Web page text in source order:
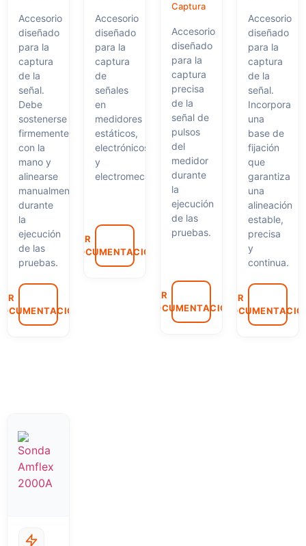
Accesorio
diseñado
para la
captura
de la
señal.
Debe
sostenerse
firmemente
con la
mano y
alinearse
manualmente
durante
la
ejecución
de las
pruebas.
Accesorio
diseñado
para la
captura
de
señales
en
medidores
estáticos,
electrónicos
y
electromecánicos.
VER
DOCUMENTACIÓN
Captura
Accesorio
diseñado
para la
captura
precisa
de la
señal de
pulsos
del
medidor
durante
la
ejecución
de las
pruebas.
VER
DOCUMENTACIÓN
Accesorio
diseñado
para la
captura
de la
señal.
Incorpora
una
base de
fijación
que
garantiza
una
alineación
estable,
precisa
y
continua.
VER